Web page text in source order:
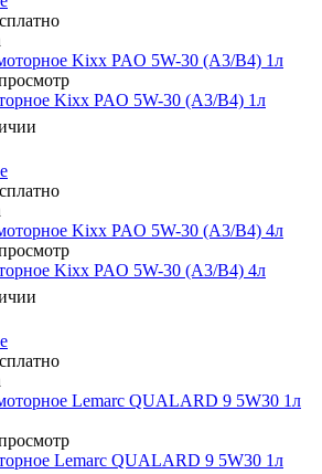
Kixx PAO 5W-30 (A3/B4) 1л
Kixx PAO 5W-30 (A3/B4) 4л
Lemarc QUALARD 9 5W30 1л